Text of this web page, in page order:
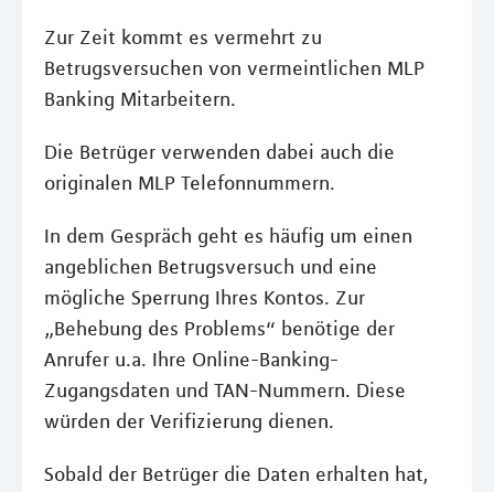
Zur Zeit kommt es vermehrt zu
Betrugsversuchen von vermeintlichen MLP
Banking Mitarbeitern.
Die Betrüger verwenden dabei auch die
originalen MLP Telefonnummern.
In dem Gespräch geht es häufig um einen
angeblichen Betrugsversuch und eine
mögliche Sperrung Ihres Kontos. Zur
„Behebung des Problems“ benötige der
Anrufer u.a. Ihre Online-Banking-
Zugangsdaten und TAN-Nummern. Diese
würden der Verifizierung dienen.
Sobald der Betrüger die Daten erhalten hat,